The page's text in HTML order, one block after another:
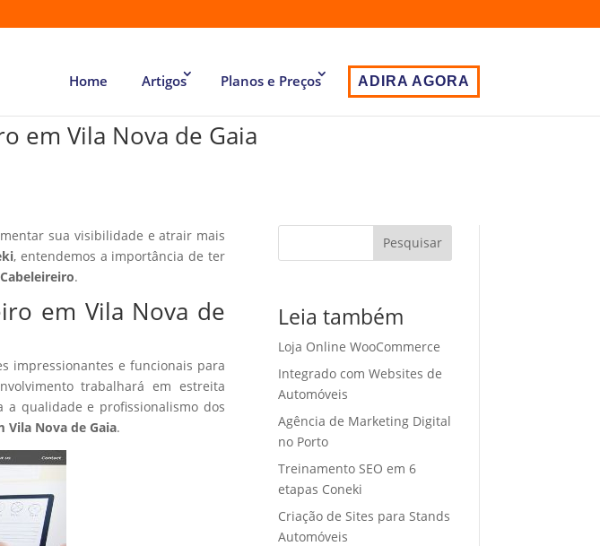
Home Artigos Planos e Preços ADIRA AGORA
em Vila Nova de Gaia
sua visibilidade e atrair mais
, entendemos a importância de ter
Cabeleireiro.
em Vila Nova de
impressionantes e funcionais para
trabalhará em estreita
a qualidade e profissionalismo dos
Vila Nova de Gaia.
Pesquisar
Leia também
Loja Online WooCommerce
Integrado com Websites de
Automóveis
Agência de Marketing Digital
no Porto
Treinamento SEO em 6
etapas Coneki
Criação de Sites para Stands
Automóveis